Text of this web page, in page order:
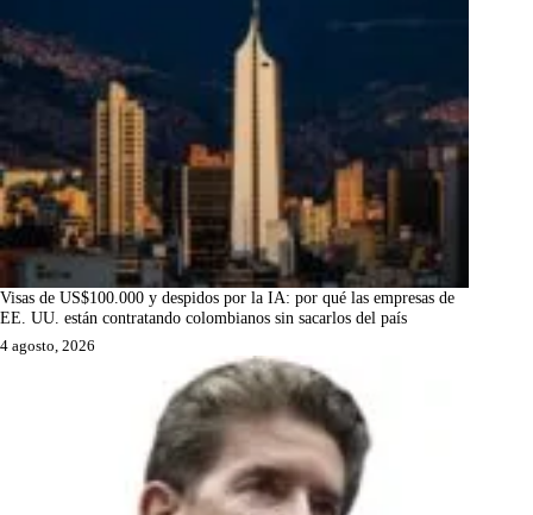
Visas de US$100.000 y despidos por la IA: por qué las empresas de
EE. UU. están contratando colombianos sin sacarlos del país
4 agosto, 2026